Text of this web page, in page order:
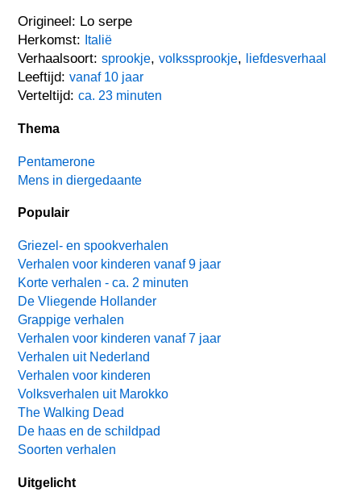
Origineel: Lo serpe
Herkomst: Italië
Verhaalsoort:sprookje,volkssprookje, liefdesverhaal
Leeftijd:vanaf 10 jaar
Verteltijd:ca. 23 minuten
Thema
Pentamerone
Mens in diergedaante
Populair
Griezel- en spookverhalen
Verhalen voor kinderen vanaf 9 jaar
Korte verhalen - ca. 2 minuten
De Vliegende Hollander
Grappige verhalen
Verhalen voor kinderen vanaf 7 jaar
Verhalen uit Nederland
Verhalen voor kinderen
Volksverhalen uit Marokko
The Walking Dead
De haas en de schildpad
Soorten verhalen
Uitgelicht